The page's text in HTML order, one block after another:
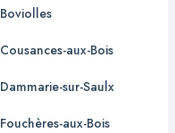
Boviolles
Cousances-aux-Bois
Dammarie-sur-Saulx
Fouchères-aux-Bois